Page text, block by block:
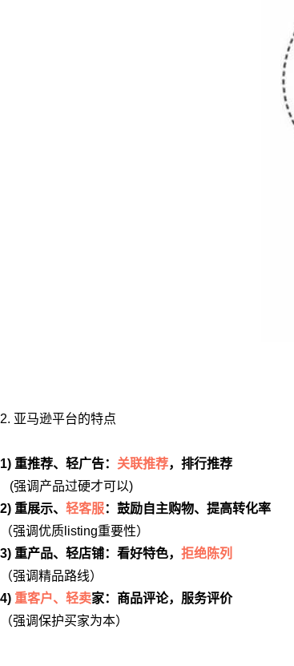
2. 亚马逊平台的特点
1) 重推荐、轻广告： 关联推荐，排行推荐
(强调产品过硬才可以)
2) 重展示、 轻客服：鼓励自主购物、提高转化率
（强调优质listing重要性）
3) 重产品、轻店铺：看好特色， 拒绝陈列
（强调精品路线）
4) 重客户、轻卖家：商品评论，服务评价
（强调保护买家为本）